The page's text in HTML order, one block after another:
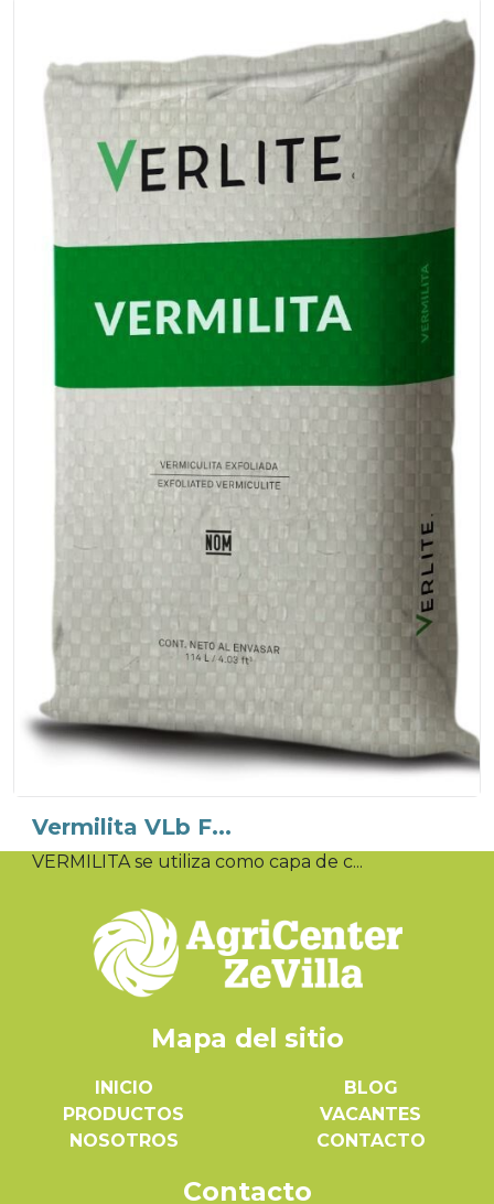
Se produce en diferentes granulomet...
Vermilita VLb F...
VERMILITA se utiliza como capa de c...
Mapa del sitio
INICIO
PRODUCTOS
NOSOTROS
BLOG
VACANTES
CONTACTO
Contacto